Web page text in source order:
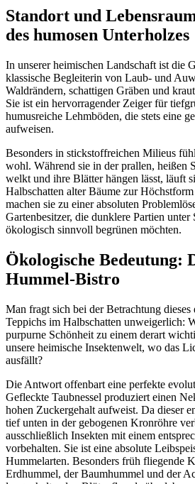
Standort und
des humosen Unterholzes
In unserer heimischen Landschaft ist die
klassische Begleiterin von Laub- und
Waldrändern, schattigen Gräben und
Sie ist ein hervorragender Zeiger für
humusreiche Lehmböden, die stets eine
aufweisen.
Besonders in stickstoffreichen Milieus
wohl. Während sie in der prallen, heißen
welkt und ihre Blätter hängen lässt, läuft
Halbschatten alter Bäume zur
machen sie zu einer absoluten
Gartenbesitzer, die dunklere Partien unter
ökologisch sinnvoll begrünen möchten.
Ökologische Bedeutung:
Hummel-Bistro
Man fragt sich bei der Betrachtung dieses
Teppichs im Halbschatten unweigerlich:
purpurne Schönheit zu einem derart
unsere heimische Insektenwelt, wo das
ausfällt?
Die Antwort offenbart eine perfekte
Gefleckte Taubnessel produziert einen
hohen Zuckergehalt aufweist. Da dieser
tief unten in der gebogenen Kronröhre
ausschließlich Insekten mit einem
vorbehalten. Sie ist eine absolute
Hummelarten. Besonders früh fliegende
Erdhummel, der Baumhummel und der